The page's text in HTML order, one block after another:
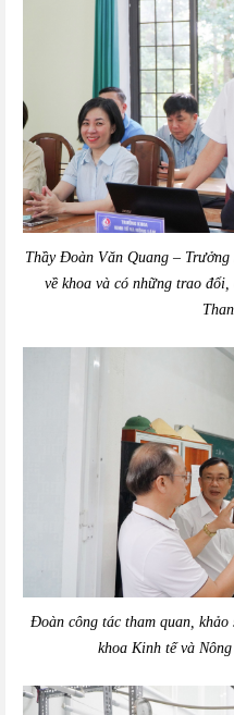
Thầy Đoàn Văn Quang –
về khoa và có những trao
Đoàn công tác tham quan,
khoa Kinh tế và